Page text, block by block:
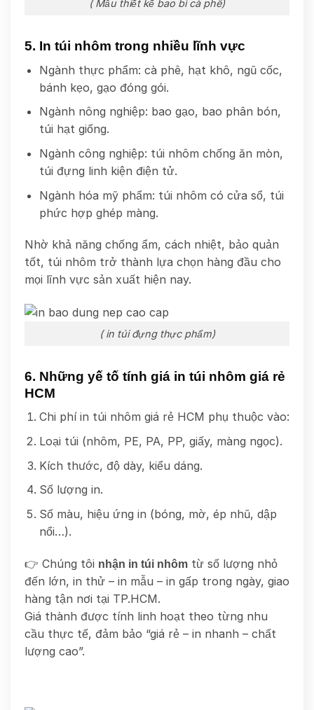
( Mẫu thiết kế bao bì cà phê)
5. In túi nhôm trong nhiều lĩnh vực
Ngành thực phẩm: cà phê, hạt khô, ngũ cốc,
bánh kẹo, gạo đóng gói.
Ngành nông nghiệp: bao gạo, bao phân bón,
túi hạt giống.
Ngành công nghiệp: túi nhôm chống ăn mòn,
túi đựng linh kiện điện tử.
Ngành hóa mỹ phẩm: túi nhôm có cửa sổ, túi
phức hợp ghép màng.
Nhờ khả năng chống ẩm, cách nhiệt, bảo quản
tốt, túi nhôm trở thành lựa chọn hàng đầu cho
mọi lĩnh vực sản xuất hiện nay.
( in túi đựng thực phẩm)
6. Những yế tố tính giá in túi nhôm giá rẻ
HCM
Chi phí in túi nhôm giá rẻ HCM phụ thuộc vào:
Loại túi (nhôm, PE, PA, PP, giấy, màng ngọc).
Kích thước, độ dày, kiểu dáng.
Số lượng in.
Số màu, hiệu ứng in (bóng, mờ, ép nhũ, dập
nổi…).
👉 Chúng tôi nhận in túi nhôm từ số lượng nhỏ
đến lớn, in thử – in mẫu – in gấp trong ngày, giao
hàng tận nơi tại TP.HCM.
Giá thành được tính linh hoạt theo từng nhu
cầu thực tế, đảm bảo “giá rẻ – in nhanh – chất
lượng cao”.